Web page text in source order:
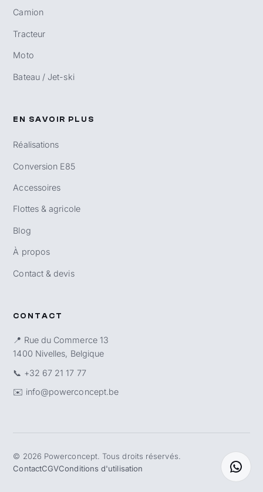
Camion
Tracteur
Moto
Bateau / Jet-ski
EN SAVOIR PLUS
Réalisations
Conversion E85
Accessoires
Flottes & agricole
Blog
À propos
Contact & devis
CONTACT
📍 Rue du Commerce 13
1400 Nivelles, Belgique
📞 +32 67 21 17 77
✉️ info@powerconcept.be
© 2026 Powerconcept. Tous droits réservés.
ContactCGVConditions d'utilisation